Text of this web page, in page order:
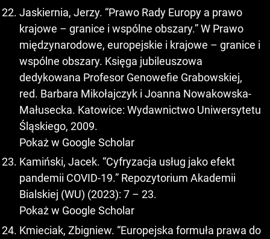
Jaskiernia, Jerzy. “Prawo Rady Europy a prawo
krajowe – granice i wspólne obszary.” W Prawo
międzynarodowe, europejskie i krajowe – granice i
wspólne obszary. Księga jubileuszowa
dedykowana Profesor Genowefie Grabowskiej,
red. Barbara Mikołajczyk i Joanna Nowakowska-
Małusecka. Katowice: Wydawnictwo Uniwersytetu
Śląskiego, 2009.
Pokaż w Google Scholar
Kamiński, Jacek. “Cyfryzacja usług jako efekt
pandemii COVID-19.” Repozytorium Akademii
Bialskiej (WU) (2023): 7 – 23.
Pokaż w Google Scholar
Kmieciak, Zbigniew. “Europejska formuła prawa do